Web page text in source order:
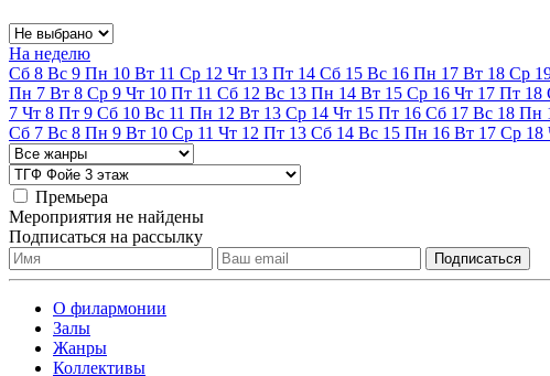
На неделю
Сб 8 Вс 9 Пн 10 Вт 11 Ср 12 Чт 13 Пт 14 Сб 15 Вс 16 Пн 17 Вт 18 Ср
Пн 7 Вт 8 Ср 9 Чт 10 Пт 11 Сб 12 Вс 13 Пн 14 Вт 15 Ср 16 Чт 17 Пт 18
7 Чт 8 Пт 9 Сб 10 Вс 11 Пн 12 Вт 13 Ср 14 Чт 15 Пт 16 Сб 17 Вс 18 Пн
Сб 7 Вс 8 Пн 9 Вт 10 Ср 11 Чт 12 Пт 13 Сб 14 Вс 15 Пн 16 Вт 17 Ср 18
Премьера
Мероприятия не найдены
Подписаться на рассылку
О филармонии
Залы
Жанры
Коллективы